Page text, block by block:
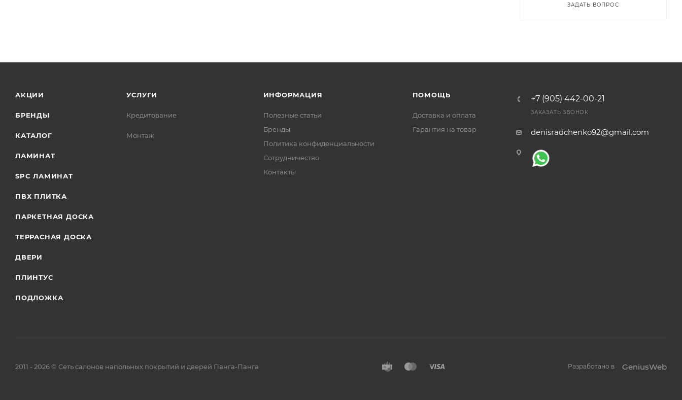
ЗАДАТЬ ВОПРОС
АКЦИИ
БРЕНДЫ
КАТАЛОГ
ЛАМИНАТ
SPC ЛАМИНАТ
ПВХ ПЛИТКА
ПАРКЕТНАЯ ДОСКА
ТЕРРАСНАЯ ДОСКА
ДВЕРИ
ПЛИНТУС
ПОДЛОЖКА
УСЛУГИ
Кредитование
Монтаж
ИНФОРМАЦИЯ
Полезные статьи
Бренды
Политика конфиденциальности
Сотрудничество
Контакты
ПОМОЩЬ
Доставка и оплата
Гарантия на товар
+7 (905) 442-00-21
ЗАКАЗАТЬ ЗВОНОК
denisradchenko92@gmail.com
2011 - 2026 © Сеть салонов напольных покрытий и дверей Панга-Панга Разработано в GeniusWeb